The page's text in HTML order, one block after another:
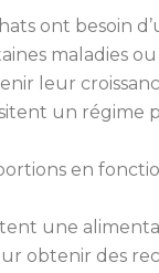
ont besoin
maladies
leur
un régime
en
une
obtenir des